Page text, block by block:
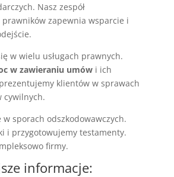
Nasz zespół
zapewnia wsparcie i
w wielu usługach prawnych.
w zawieraniu umówi ich
klientów w sprawach
cywilnych.
w sporach odszkodowawczych.
i przygotowujemy testamenty.
firmy.
informacje: